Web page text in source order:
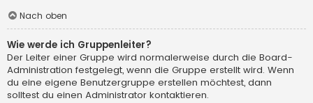
Nach oben
Wie werde ich Gruppenleiter?
Der Leiter einer Gruppe wird normalerweise durch die Board-
Administration festgelegt, wenn die Gruppe erstellt wird. Wenn
du eine eigene Benutzergruppe erstellen möchtest, dann
solltest du einen Administrator kontaktieren.